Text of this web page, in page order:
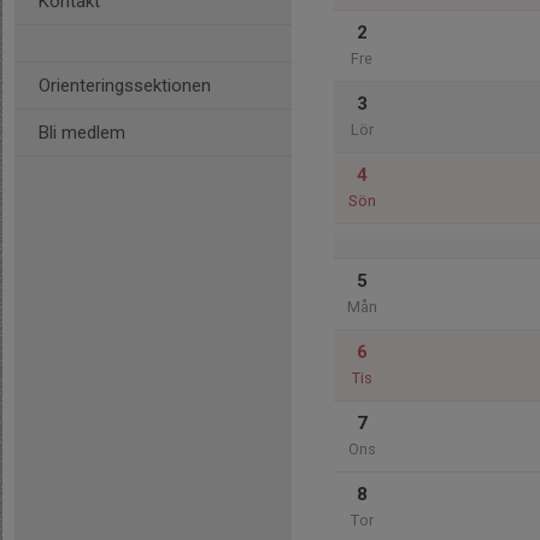
Orienteringssektionen
Bli medlem
2
Fre
3
Lör
4
Sön
5
Mån
6
Tis
7
Ons
8
Tor